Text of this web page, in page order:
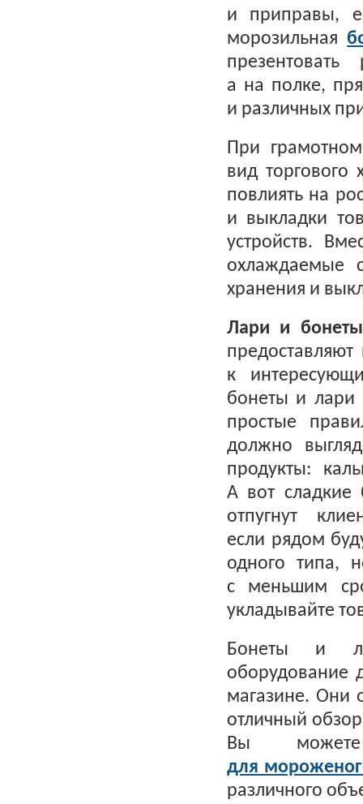
и приправы,
морозильная
а на полке,
и различных
При
вид торгового
повлиять на
и выкладки
устройств.
охлаждаемые
хранения и
Лари и бонеты
к
бонеты и лари
простые
должно
продукты:
А вот сладкие
отпугнут
если рядом
одного типа,
с меньшим
укладывайте
Бонеты и
оборудование
магазине. Они
отличный
Вы
для
различного